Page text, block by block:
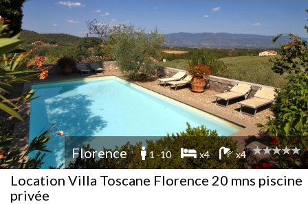
Florence 1 -10 x4 x4
Location Villa Toscane Florence 20 mns piscine
privée